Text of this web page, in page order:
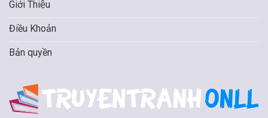
Giới Thiệu
Điều Khoản
Bản quyền